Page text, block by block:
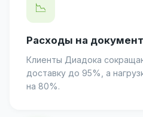
📉
Расходы на
Клиенты Диадока
доставку до 95%, а
на 80%.